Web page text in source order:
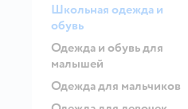
Школьная одежда и
обувь
Одежда и обувь для
малышей
Одежда для мальчиков